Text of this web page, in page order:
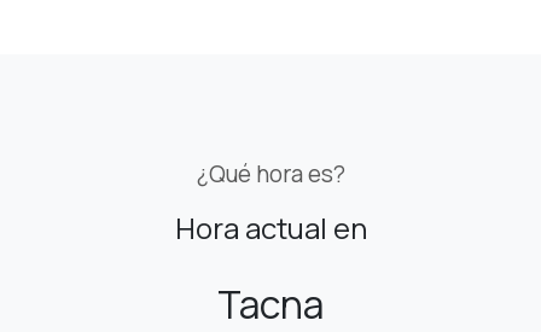
¿Qué hora es?
Hora actual en
Tacna